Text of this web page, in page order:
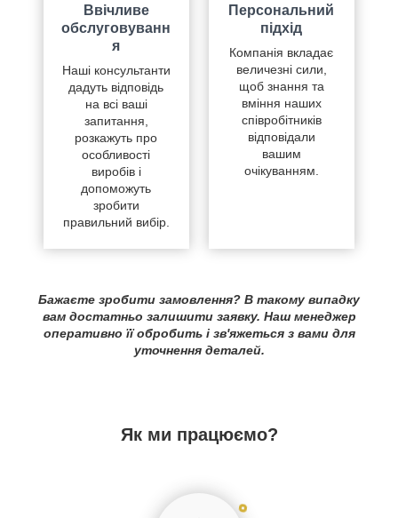
Ввічливе
обслуговуванн
я
Наші консультанти
дадуть відповідь
на всі ваші
запитання,
розкажуть про
особливості
виробів і
допоможуть
зробити
правильний вибір.
Персональний
підхід
Компанія вкладає
величезні сили,
щоб знання та
вміння наших
співробітників
відповідали
вашим
очікуванням.
Бажаєте зробити замовлення? В такому випадку
вам достатньо залишити заявку. Наш менеджер
оперативно її обробить і зв'яжеться з вами для
уточнення деталей.
Як ми працюємо?